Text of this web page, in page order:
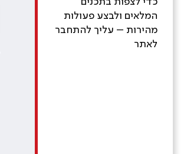
המלאים ולבצע פעולות
מהירות – עליך להתחבר
לאתר